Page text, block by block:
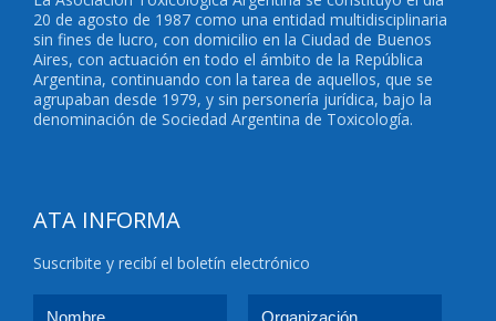
20 de agosto de 1987 como una entidad multidisciplinaria
sin fines de lucro, con domicilio en la Ciudad de Buenos
Aires, con actuación en todo el ámbito de la República
Argentina, continuando con la tarea de aquellos, que se
agrupaban desde 1979, y sin personería jurídica, bajo la
denominación de Sociedad Argentina de Toxicología.
ATA INFORMA
Suscribite y recibí el boletín electrónico